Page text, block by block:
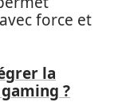
force et
la
?